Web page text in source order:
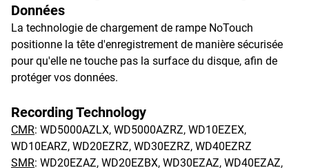
Données
La technologie de chargement de rampe NoTouch
positionne la tête d'enregistrement de manière sécurisée
pour qu'elle ne touche pas la surface du disque, afin de
protéger vos données.
Recording Technology
CMR: WD5000AZLX, WD5000AZRZ, WD10EZEX,
WD10EARZ, WD20EZRZ, WD30EZRZ, WD40EZRZ
SMR: WD20EZAZ, WD20EZBX, WD30EZAZ, WD40EZAZ,